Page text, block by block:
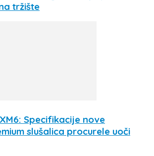
tržište
Specifikacije nove
slušalica procurele uoči